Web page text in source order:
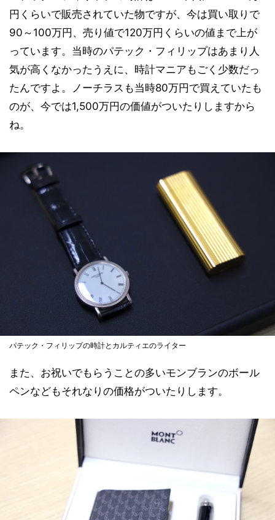
円くらいで販売されていた物ですが、今は買い取りで
90～100万円、売り値で120万円くらいの値まで上が
っています。当時のパテック・フィリップはあまり人
気が高くなかったうえに、時計マニアもごく少数だっ
たんですよ。ノーチラスも当時80万円で買えていたも
のが、今では1,500万円の価値がついたりしますから
ね。
パテック・フィリップの時計とカルティエのライター
また、お祝いでもらうことの多いモンブランのボール
ペンなどもそれなりの価格がついたりします。